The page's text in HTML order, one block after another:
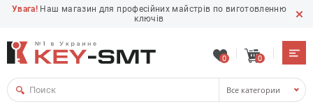
Увага! Наш магазин для професійних майстрів по виготовленню
ключів
0 0
Все категории